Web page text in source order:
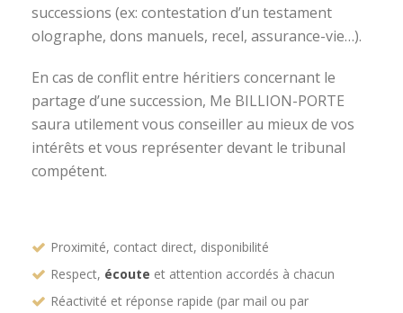
successions (ex: contestation d’un testament
olographe, dons manuels, recel, assurance-vie…).
En cas de conflit entre héritiers concernant le
partage d’une succession, Me BILLION-PORTE
saura utilement vous conseiller au mieux de vos
intérêts et vous représenter devant le tribunal
compétent.
Proximité, contact direct, disponibilité
Respect, écoute et attention accordés à chacun
Réactivité et réponse rapide (par mail ou par